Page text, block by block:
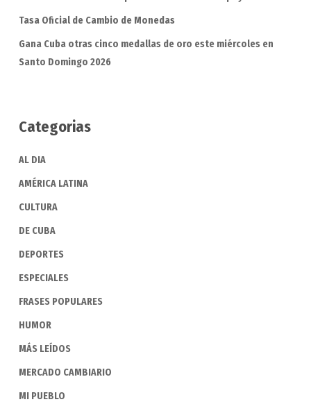
Tasa Oficial de Cambio de Monedas
Gana Cuba otras cinco medallas de oro este miércoles en
Santo Domingo 2026
Categorias
AL DIA
AMÉRICA LATINA
CULTURA
DE CUBA
DEPORTES
ESPECIALES
FRASES POPULARES
HUMOR
MÁS LEÍDOS
MERCADO CAMBIARIO
MI PUEBLO